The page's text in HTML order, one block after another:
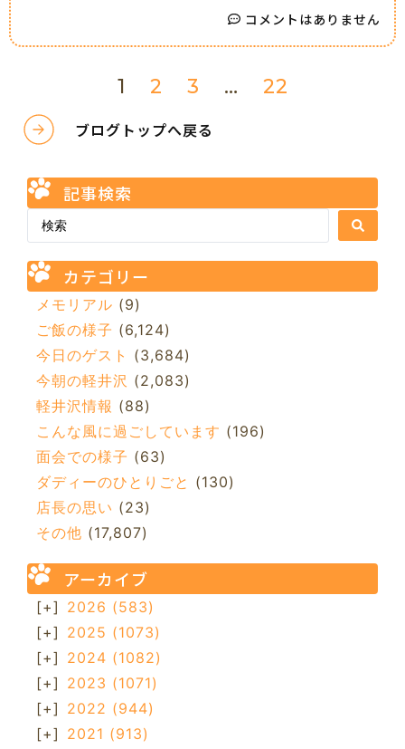
コメントはありません
1 2 3 … 22
ブログトップへ戻る
記事検索
カテゴリー
メモリアル (9)
ご飯の様子 (6,124)
今日のゲスト (3,684)
今朝の軽井沢 (2,083)
軽井沢情報 (88)
こんな風に過ごしています (196)
面会での様子 (63)
ダディーのひとりごと (130)
店長の思い (23)
その他 (17,807)
アーカイブ
[+] 2026 (583)
[+] 2025 (1073)
[+] 2024 (1082)
[+] 2023 (1071)
[+] 2022 (944)
[+] 2021 (913)